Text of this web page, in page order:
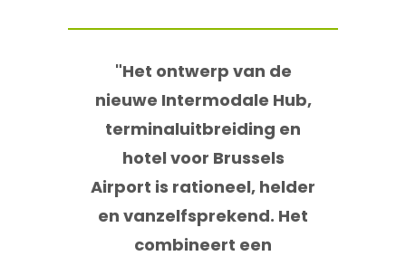
"Het ontwerp van de
nieuwe Intermodale Hub,
terminaluitbreiding en
hotel voor Brussels
Airport is rationeel, helder
en vanzelfsprekend. Het
combineert een